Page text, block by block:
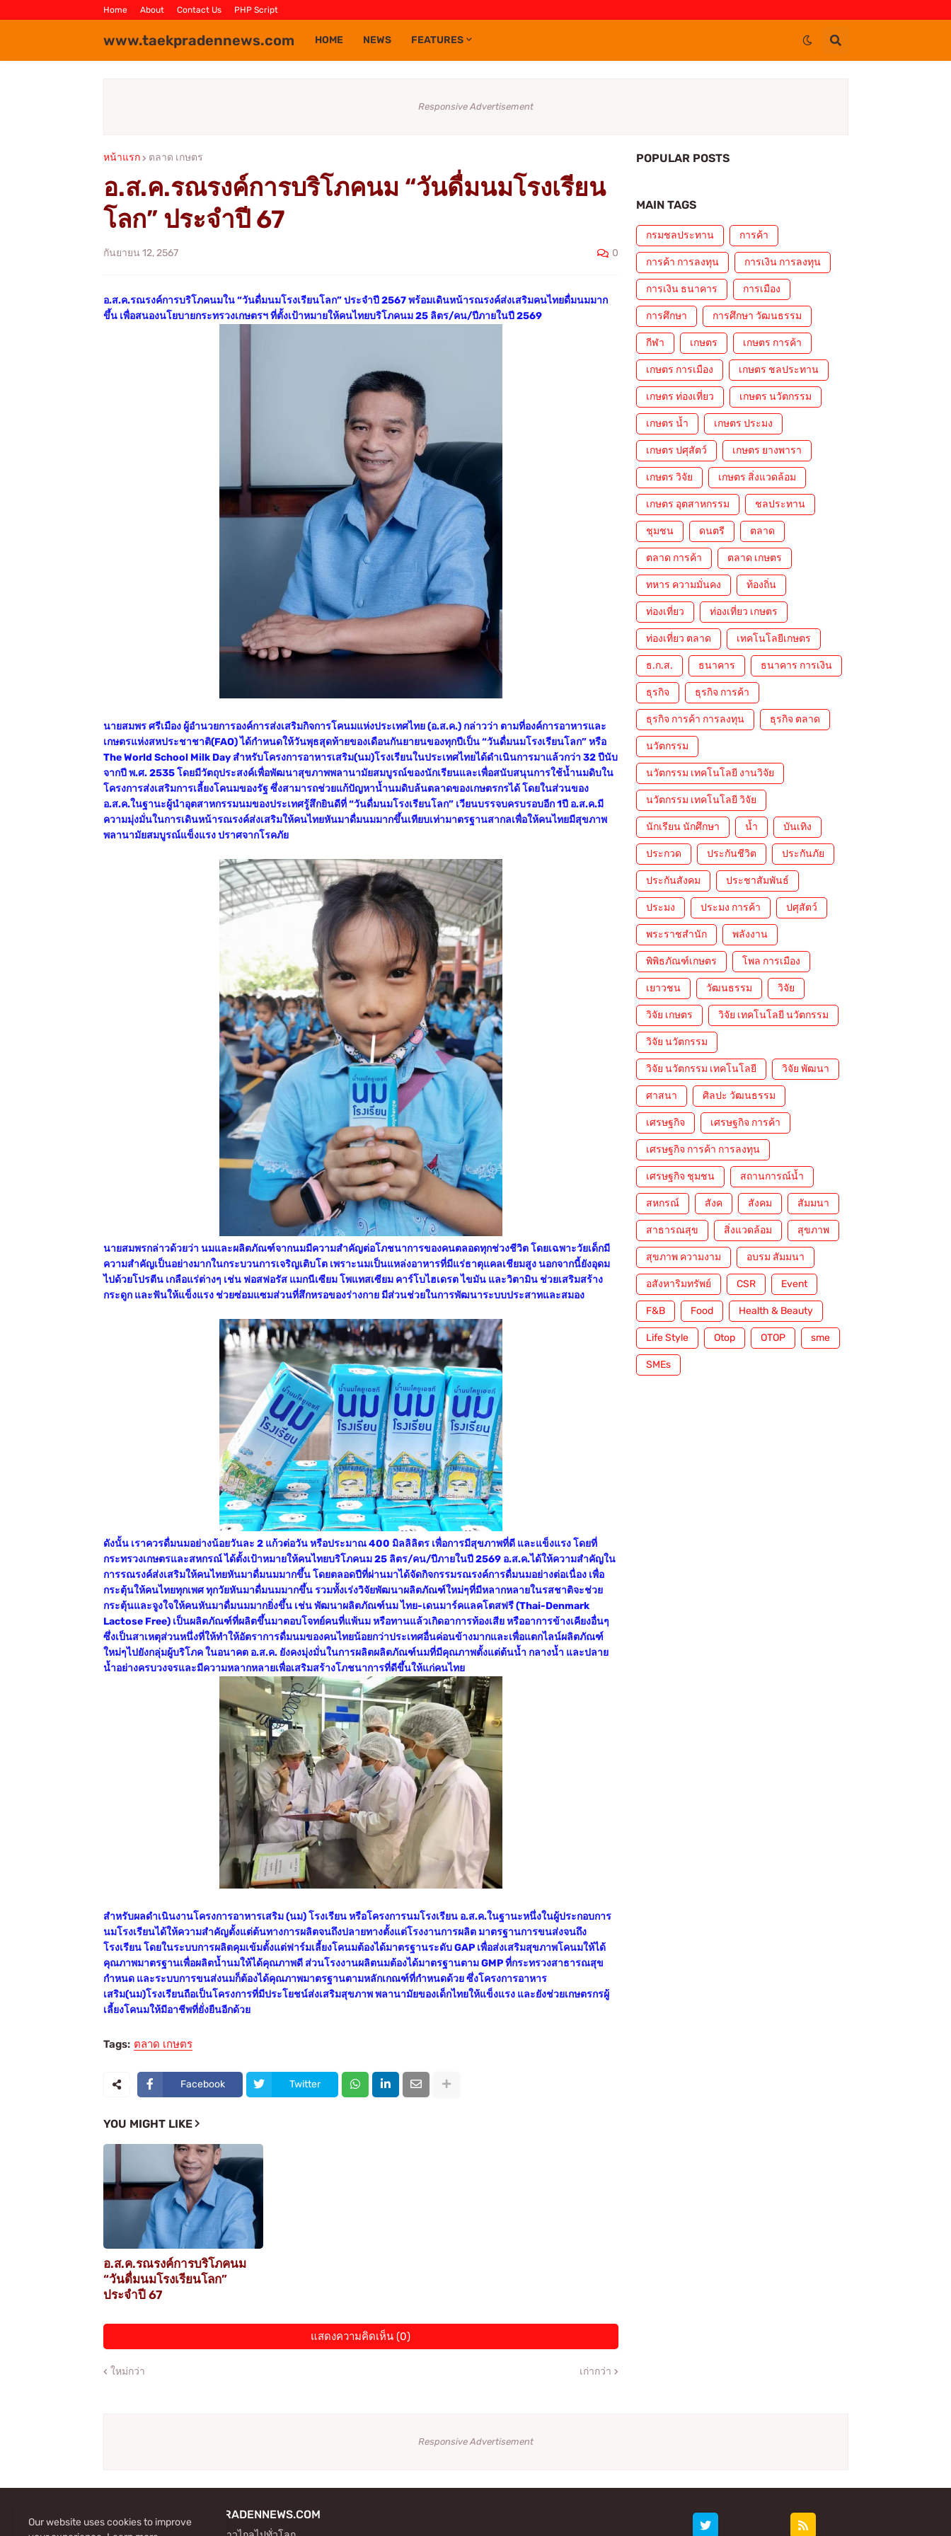
Home About Contact Us PHP Script
www.taekpradennews.com HOME NEWS FEATURES
Responsive Advertisement
หน้าแรก ตลาด เกษตร
อ.ส.ค.รณรงค์การบริโภคนม “วันดื่มนมโรงเรียน
โลก” ประจำปี 67
กันยายน 12, 2567 0
อ.ส.ค.รณรงค์การบริโภคนมใน “วันดื่มนมโรงเรียนโลก” ประจำปี 2567 พร้อมเดินหน้ารณรงค์ส่งเสริมคนไทยดื่มนมมาก
ขึ้น เพื่อสนองนโยบายกระทรวงเกษตรฯ ที่ตั้งเป้าหมายให้คนไทยบริโภคนม 25 ลิตร/คน/ปีภายในปี 2569
นายสมพร ศรีเมือง ผู้อำนวยการองค์การส่งเสริมกิจการโคนมแห่งประเทศไทย (อ.ส.ค.) กล่าวว่า ตามที่องค์การอาหารและ
เกษตรแห่งสหประชาชาติ(FAO) ได้กำหนดให้วันพุธสุดท้ายของเดือนกันยายนของทุกปีเป็น “วันดื่มนมโรงเรียนโลก” หรือ
The World School Milk Day สำหรับโครงการอาหารเสริม(นม)โรงเรียนในประเทศไทยได้ดำเนินการมาแล้วกว่า 32 ปีนับ
จากปี พ.ศ. 2535 โดยมีวัตถุประสงค์เพื่อพัฒนาสุขภาพพลานามัยสมบูรณ์ของนักเรียนและเพื่อสนับสนุนการใช้น้ำนมดิบใน
โครงการส่งเสริมการเลี้ยงโคนมของรัฐ ซึ่งสามารถช่วยแก้ปัญหาน้ำนมดิบล้นตลาดของเกษตรกรได้ โดยในส่วนของ
อ.ส.ค.ในฐานะผู้นำอุตสาหกรรมนมของประเทศรู้สึกยินดีที่ “วันดื่มนมโรงเรียนโลก” เวียนบรรจบครบรอบอีก 1ปี อ.ส.ค.มี
ความมุ่งมั่นในการเดินหน้ารณรงค์ส่งเสริมให้คนไทยหันมาดื่มนมมากขึ้นเทียบเท่ามาตรฐานสากลเพื่อให้คนไทยมีสุขภาพ
พลานามัยสมบูรณ์แข็งแรง ปราศจากโรคภัย
นายสมพรกล่าวด้วยว่า นมและผลิตภัณฑ์จากนมมีความสำคัญต่อโภชนาการของคนตลอดทุกช่วงชีวิต โดยเฉพาะวัยเด็กมี
ความสำคัญเป็นอย่างมากในกระบวนการเจริญเติบโต เพราะนมเป็นแหล่งอาหารที่มีแร่ธาตุแคลเชียมสูง นอกจากนี้ยังอุดม
ไปด้วยโปรตีน เกลือแร่ต่างๆ เช่น ฟอสฟอรัส แมกนีเซียม โพแทสเซียม คาร์โบไฮเดรต ไขมัน และวิตามิน ช่วยเสริมสร้าง
กระดูก และฟันให้แข็งแรง ช่วยซ่อมแซมส่วนที่สึกหรอของร่างกาย มีส่วนช่วยในการพัฒนาระบบประสาทและสมอง
ดังนั้น เราควรดื่มนมอย่างน้อยวันละ 2 แก้วต่อวัน หรือประมาณ 400 มิลลิลิตร เพื่อการมีสุขภาพที่ดี และแข็งแรง โดยที่
กระทรวงเกษตรและสหกรณ์ ได้ตั้งเป้าหมายให้คนไทยบริโภคนม 25 ลิตร/คน/ปีภายในปี 2569 อ.ส.ค.ได้ให้ความสำคัญใน
การรณรงค์ส่งเสริมให้คนไทยหันมาดื่มนมมากขึ้น โดยตลอดปีที่ผ่านมาได้จัดกิจกรรมรณรงค์การดื่มนมอย่างต่อเนื่อง เพื่อ
กระตุ้นให้คนไทยทุกเพศ ทุกวัยหันมาดื่มนมมากขึ้น รวมทั้งเร่งวิจัยพัฒนาผลิตภัณฑ์ใหม่ๆที่มีหลากหลายในรสชาติจะช่วย
กระตุ้นและจูงใจให้คนหันมาดื่มนมมากยิ่งขึ้น เช่น พัฒนาผลิตภัณฑ์นม ไทย-เดนมาร์คแลคโตสฟรี (Thai-Denmark
Lactose Free) เป็นผลิตภัณฑ์ที่ผลิตขึ้นมาตอบโจทย์คนที่แพ้นม หรือทานแล้วเกิดอาการท้องเสีย หรืออาการข้างเคียงอื่นๆ
ซึ่งเป็นสาเหตุส่วนหนึ่งที่ให้ทำให้อัตราการดื่มนมของคนไทยน้อยกว่าประเทศอื่นค่อนข้างมากและเพื่อแตกไลน์ผลิตภัณฑ์
ใหม่ๆไปยังกลุ่มผู้บริโภค ในอนาคต อ.ส.ค. ยังคงมุ่งมั่นในการผลิตผลิตภัณฑ์นมที่มีคุณภาพตั้งแต่ต้นน้ำ กลางน้ำ และปลาย
น้ำอย่างครบวงจรและมีความหลากหลายเพื่อเสริมสร้างโภชนาการที่ดีขึ้นให้แก่คนไทย
สำหรับผลดำเนินงานโครงการอาหารเสริม (นม) โรงเรียน หรือโครงการนมโรงเรียน อ.ส.ค.ในฐานะหนึ่งในผู้ประกอบการ
นมโรงเรียนได้ให้ความสำคัญตั้งแต่ต้นทางการผลิตจนถึงปลายทางตั้งแต่โรงงานการผลิต มาตรฐานการขนส่งจนถึง
โรงเรียน โดยในระบบการผลิตคุมเข้มตั้งแต่ฟาร์มเลี้ยงโคนมต้องได้มาตรฐานระดับ GAP เพื่อส่งเสริมสุขภาพโคนมให้ได้
คุณภาพมาตรฐานเพื่อผลิตน้ำนมให้ได้คุณภาพดี ส่วนโรงงานผลิตนมต้องได้มาตรฐานตาม GMP ที่กระทรวงสาธารณสุข
กำหนด และระบบการขนส่งนมก็ต้องได้คุณภาพมาตรฐานตามหลักเกณฑ์ที่กำหนดด้วย ซึ่งโครงการอาหาร
เสริม(นม)โรงเรียนถือเป็นโครงการที่มีประโยชน์ส่งเสริมสุขภาพ พลานามัยของเด็กไทยให้แข็งแรง และยังช่วยเกษตรกรผู้
เลี้ยงโคนมให้มีอาชีพที่ยั่งยืนอีกด้วย
Tags: ตลาด เกษตร
Facebook Twitter
YOU MIGHT LIKE
อ.ส.ค.รณรงค์การบริโภคนม
“วันดื่มนมโรงเรียนโลก”
ประจำปี 67
แสดงความคิดเห็น (0)
ใหม่กว่า เก่ากว่า
POPULAR POSTS
MAIN TAGS
กรมชลประทาน การค้า
การค้า การลงทุน การเงิน การลงทุน
การเงิน ธนาคาร การเมือง
การศึกษา การศึกษา วัฒนธรรม
กีฬา เกษตร เกษตร การค้า
เกษตร การเมือง เกษตร ชลประทาน
เกษตร ท่องเที่ยว เกษตร นวัตกรรม
เกษตร น้ำ เกษตร ประมง
เกษตร ปศุสัตว์ เกษตร ยางพารา
เกษตร วิจัย เกษตร สิ่งแวดล้อม
เกษตร อุตสาหกรรม ชลประทาน
ชุมชน ดนตรี ตลาด
ตลาด การค้า ตลาด เกษตร
ทหาร ความมั่นคง ท้องถิ่น
ท่องเที่ยว ท่องเที่ยว เกษตร
ท่องเที่ยว ตลาด เทคโนโลยีเกษตร
ธ.ก.ส. ธนาคาร ธนาคาร การเงิน
ธุรกิจ ธุรกิจ การค้า
ธุรกิจ การค้า การลงทุน ธุรกิจ ตลาด
นวัตกรรม
นวัตกรรม เทคโนโลยี งานวิจัย
นวัตกรรม เทคโนโลยี วิจัย
นักเรียน นักศึกษา น้ำ บันเทิง
ประกวด ประกันชีวิต ประกันภัย
ประกันสังคม ประชาสัมพันธ์
ประมง ประมง การค้า ปศุสัตว์
พระราชสำนัก พลังงาน
พิพิธภัณฑ์เกษตร โพล การเมือง
เยาวชน วัฒนธรรม วิจัย
วิจัย เกษตร วิจัย เทคโนโลยี นวัตกรรม
วิจัย นวัตกรรม
วิจัย นวัตกรรม เทคโนโลยี วิจัย พัฒนา
ศาสนา ศิลปะ วัฒนธรรม
เศรษฐกิจ เศรษฐกิจ การค้า
เศรษฐกิจ การค้า การลงทุน
เศรษฐกิจ ชุมชน สถานการณ์น้ำ
สหกรณ์ สังค สังคม สัมมนา
สาธารณสุข สิ่งแวดล้อม สุขภาพ
สุขภาพ ความงาม อบรม สัมมนา
อสังหาริมทรัพย์ CSR Event
F&B Food Health & Beauty
Life Style Otop OTOP sme
SMEs
Responsive Advertisement
WWW.TAEKPRADENNEWS.COM
Our website uses cookies to improve